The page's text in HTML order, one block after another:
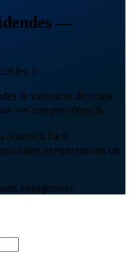
—
à :
& variations de cours
vos comptes titres &
actions à l'œil
versements en un
engagement